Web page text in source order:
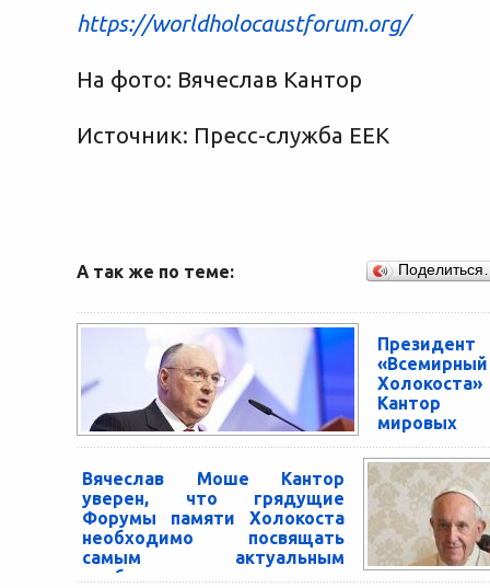
https://worldholocaustforum.org/
На фото: Вячеслав Кантор
Источник: Пресс-служба ЕЕК
А так же по теме:
Кантор
Президент
памяти
еврейского
Моше Кантор
лидерам,
Вячеслав Моше Кантор
уверен, что грядущие
Форумы памяти Холокоста
необходимо посвящать
самым актуальным
проблемам